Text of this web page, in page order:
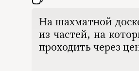
На шахматной
из частей, на
проходить через